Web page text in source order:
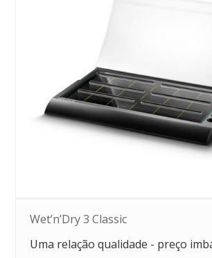
Wet’n’Dry 3 Classic
Uma relação qualidade - preço